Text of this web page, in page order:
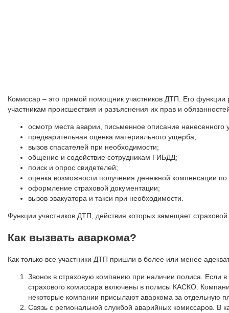
Комиссар – это прямой помощник участников ДТП. Его
участникам происшествия и разъяснения их прав и
осмотр места аварии, письменное описание
предварительная оценка материального ущерба;
вызов спасателей при необходимости;
общение и содействие сотрудникам ГИБДД;
поиск и опрос свидетелей;
оценка возможности получения денежной компенсации по
оформление страховой документации;
вызов эвакуатора и такси при необходимости.
Функции участников ДТП, действия которых замещает
Как вызвать аваркома?
Как только все участники ДТП пришли в более или менее
Звонок в страховую компанию при наличии полиса. Если
страхового комиссара включены в полисы КАСКО.
некоторые компании присылают аваркома за отдельную
Связь с региональной службой аварийных комиссаров. В